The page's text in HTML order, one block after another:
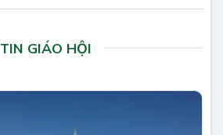
TIN GIÁO HỘI